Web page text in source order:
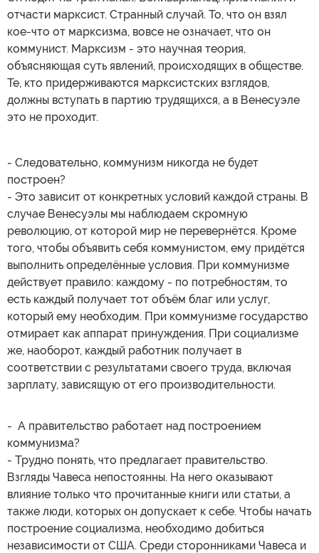
отчасти марксист. Странный случай. То, что он взял
кое-что от марксизма, вовсе не означает, что он
коммунист. Марксизм - это научная теория,
объясняющая суть явлений, происходящих в обществе.
Те, кто придерживаются марксистских взглядов,
должны вступать в партию трудящихся, а в Венесуэле
это не проходит.
- Следовательно, коммунизм никогда не будет
построен?
- Это зависит от конкретных условий каждой страны. В
случае Венесуэлы мы наблюдаем скромную
революцию, от которой мир не перевернётся. Кроме
того, чтобы объявить себя коммунистом, ему придётся
выполнить определённые условия. При коммунизме
действует правило: каждому - по потребностям, то
есть каждый получает тот объём благ или услуг,
который ему необходим. При коммунизме государство
отмирает как аппарат принуждения. При социализме
же, наоборот, каждый работник получает в
соответствии с результатами своего труда, включая
зарплату, зависящую от его производительности.
- А правительство работает над построением
коммунизма?
- Трудно понять, что предлагает правительство.
Взгляды Чавеса непостоянны. На него оказывают
влияние только что прочитанные книги или статьи, а
также люди, которых он допускает к себе. Чтобы начать
построение социализма, необходимо добиться
независимости от США. Среди сторонниками Чавеса и